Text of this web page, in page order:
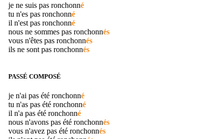
je ne suis pas ronchonné
tu n'es pas ronchonné
il n'est pas ronchonné
nous ne sommes pas ronchonnés
vous n'êtes pas ronchonnés
ils ne sont pas ronchonnés
PASSÉ COMPOSÉ
je n'ai pas été ronchonné
tu n'as pas été ronchonné
il n'a pas été ronchonné
nous n'avons pas été ronchonnés
vous n'avez pas été ronchonnés